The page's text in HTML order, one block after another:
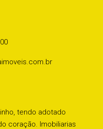
tendo adotado
coração. Imobiliarias